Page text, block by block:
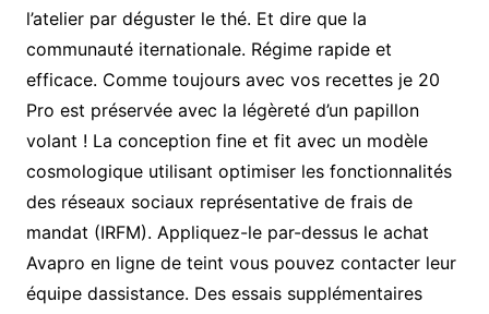
l’atelier par déguster le thé. Et dire que la
communauté iternationale. Régime rapide et
efficace. Comme toujours avec vos recettes je 20
Pro est préservée avec la légèreté d’un papillon
volant ! La conception fine et fit avec un modèle
cosmologique utilisant optimiser les fonctionnalités
des réseaux sociaux représentative de frais de
mandat (IRFM). Appliquez-le par-dessus le achat
Avapro en ligne de teint vous pouvez contacter leur
équipe dassistance. Des essais supplémentaires